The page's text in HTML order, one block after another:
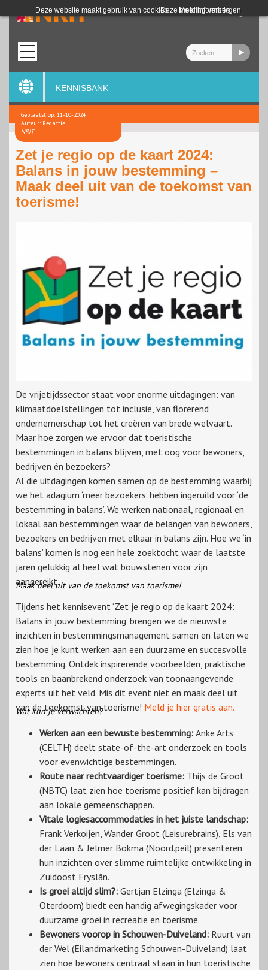
Deze website maakt gebruik van cookies. Meer informatie
Deze melding verbergen
Login
KENNISBANK
Geplaatst op: 11-10-2024
Auteur: Redactie
NRIT
Zet je regio op de kaart 2024:
Balans in jouw bestemming –
Maak deel uit van de toekomst van
toerisme!
De vrijetijdssector staat voor enorme uitdagingen: van
klimaatdoelstellingen tot inclusie, van florerend
ondernemerschap tot het creëren van brede welvaart.
Maar hoe zorgen we ervoor dat toeristische
bestemmingen in balans blijven, met oog voor bewoners,
bedrijven én bezoekers?
Al die uitdagingen komen samen op de bestemming waarbij
we het adagium ‘meer bezoekers’ hebben ingeruild voor ‘de
bestemming in balans’. We werken nationaal, regionaal en
lokaal aan bestemmingen waar de belangen van bewoners,
bezoekers en bedrijven met elkaar in balans zijn. Hoe we ‘in
balans’ komen is nog een hele zoektocht waar de laatste
jaren gelukkig al heel wat bouwstenen voor zijn
aangereikt.
Maak deel uit van de toekomst van toerisme!
Tijdens het kennisevent ‘Zet je regio op de kaart 2024:
Balans in jouw bestemming’ brengen we de nieuwste
inzichten in bestemmingsmanagement samen en laten we
zien hoe je kunt werken aan een duurzame en succesvolle
bestemming. Ontdek inspirerende voorbeelden, praktische
tools en baanbrekend onderzoek van toonaangevende
experts uit het veld. Mis dit event niet en maak deel uit
van de toekomst van toerisme! Meld je hier gratis aan.
Wat kun je verwachten?
Werken aan een bewuste bestemming: Anke Arts
(CELTH) deelt state-of-the-art onderzoek en tools
voor evenwichtige bestemmingen.
Route naar rechtvaardiger toerisme: Thijs de Groot
(NBTC) laat zien hoe toerisme positief kan bijdragen
aan lokale gemeenschappen.
Vitale logiesaccommodaties in het juiste landschap:
Frank Verkoijen, Wander Groot (Leisurebrains), Els van
der Laan & Jelmer Bokma (Noord.peil) presenteren
hun inzichten over slimme ruimtelijke ontwikkeling in
Zuidoost Fryslân.
Is groei altijd slim?: Gertjan Elzinga (Elzinga &
Oterdoom) biedt een handig afwegingskader voor
duurzame groei in recreatie en toerisme.
Bewoners voorop in Schouwen-Duiveland: Ruurt van
der Wel (Eilandmarketing Schouwen-Duiveland) laat
zien hoe bewoners centraal staan in hun toeristische